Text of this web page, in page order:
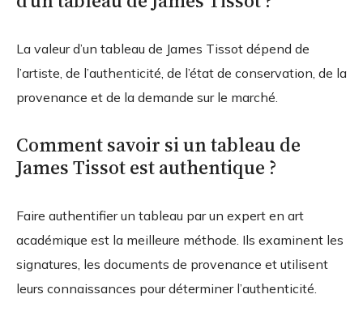
La valeur d’un tableau de James Tissot dépend de
l’artiste, de l’authenticité, de l’état de conservation, de la
provenance et de la demande sur le marché.
Comment savoir si un tableau de
James Tissot est authentique ?
Faire authentifier un tableau par un expert en art
académique est la meilleure méthode. Ils examinent les
signatures, les documents de provenance et utilisent
leurs connaissances pour déterminer l’authenticité.